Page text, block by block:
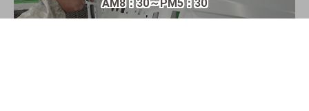
AM8：30～PM5：30